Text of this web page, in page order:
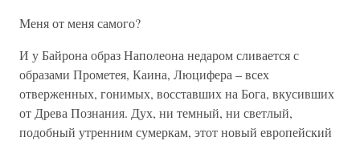
Меня от меня самого?
И у Байрона образ Наполеона недаром сливается с
образами Прометея, Каина, Люцифера – всех
отверженных, гонимых, восставших на Бога, вкусивших
от Древа Познания. Дух, ни темный, ни светлый,
подобный утренним сумеркам, этот новый европейский